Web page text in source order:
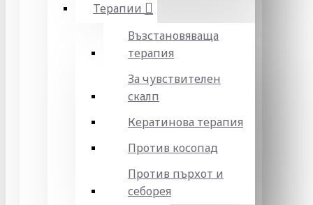
Терапии
Възстановяваща
терапия
За чувствителен
скалп
Кератинова терапия
Против косопад
Против пърхот и
себорея